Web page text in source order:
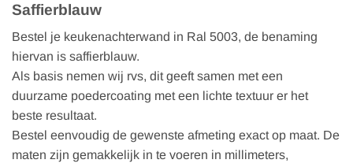
Saffierblauw
Bestel je keukenachterwand in Ral 5003, de benaming
hiervan is saffierblauw.
Als basis nemen wij rvs, dit geeft samen met een
duurzame poedercoating met een lichte textuur er het
beste resultaat.
Bestel eenvoudig de gewenste afmeting exact op maat. De
maten zijn gemakkelijk in te voeren in millimeters,